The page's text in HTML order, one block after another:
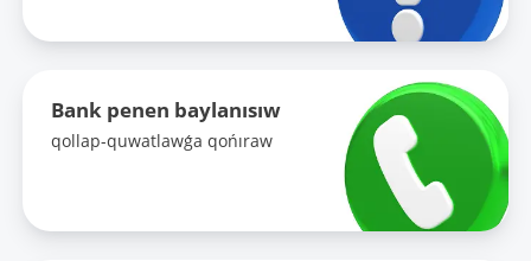
Bank penen baylanısıw
qollap-quwatlawǵa qońıraw